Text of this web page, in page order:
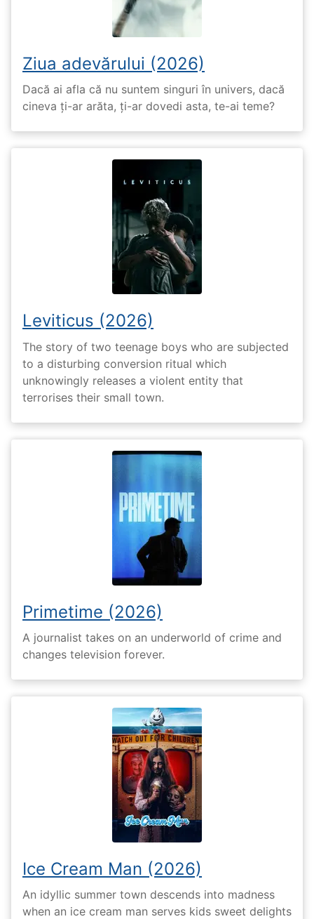
Ziua adevărului (2026)
Dacă ai afla că nu suntem singuri în univers, dacă
cineva ți-ar arăta, ți-ar dovedi asta, te-ai teme?
Leviticus (2026)
The story of two teenage boys who are subjected
to a disturbing conversion ritual which
unknowingly releases a violent entity that
terrorises their small town.
Primetime (2026)
A journalist takes on an underworld of crime and
changes television forever.
Ice Cream Man (2026)
An idyllic summer town descends into madness
when an ice cream man serves kids sweet delights